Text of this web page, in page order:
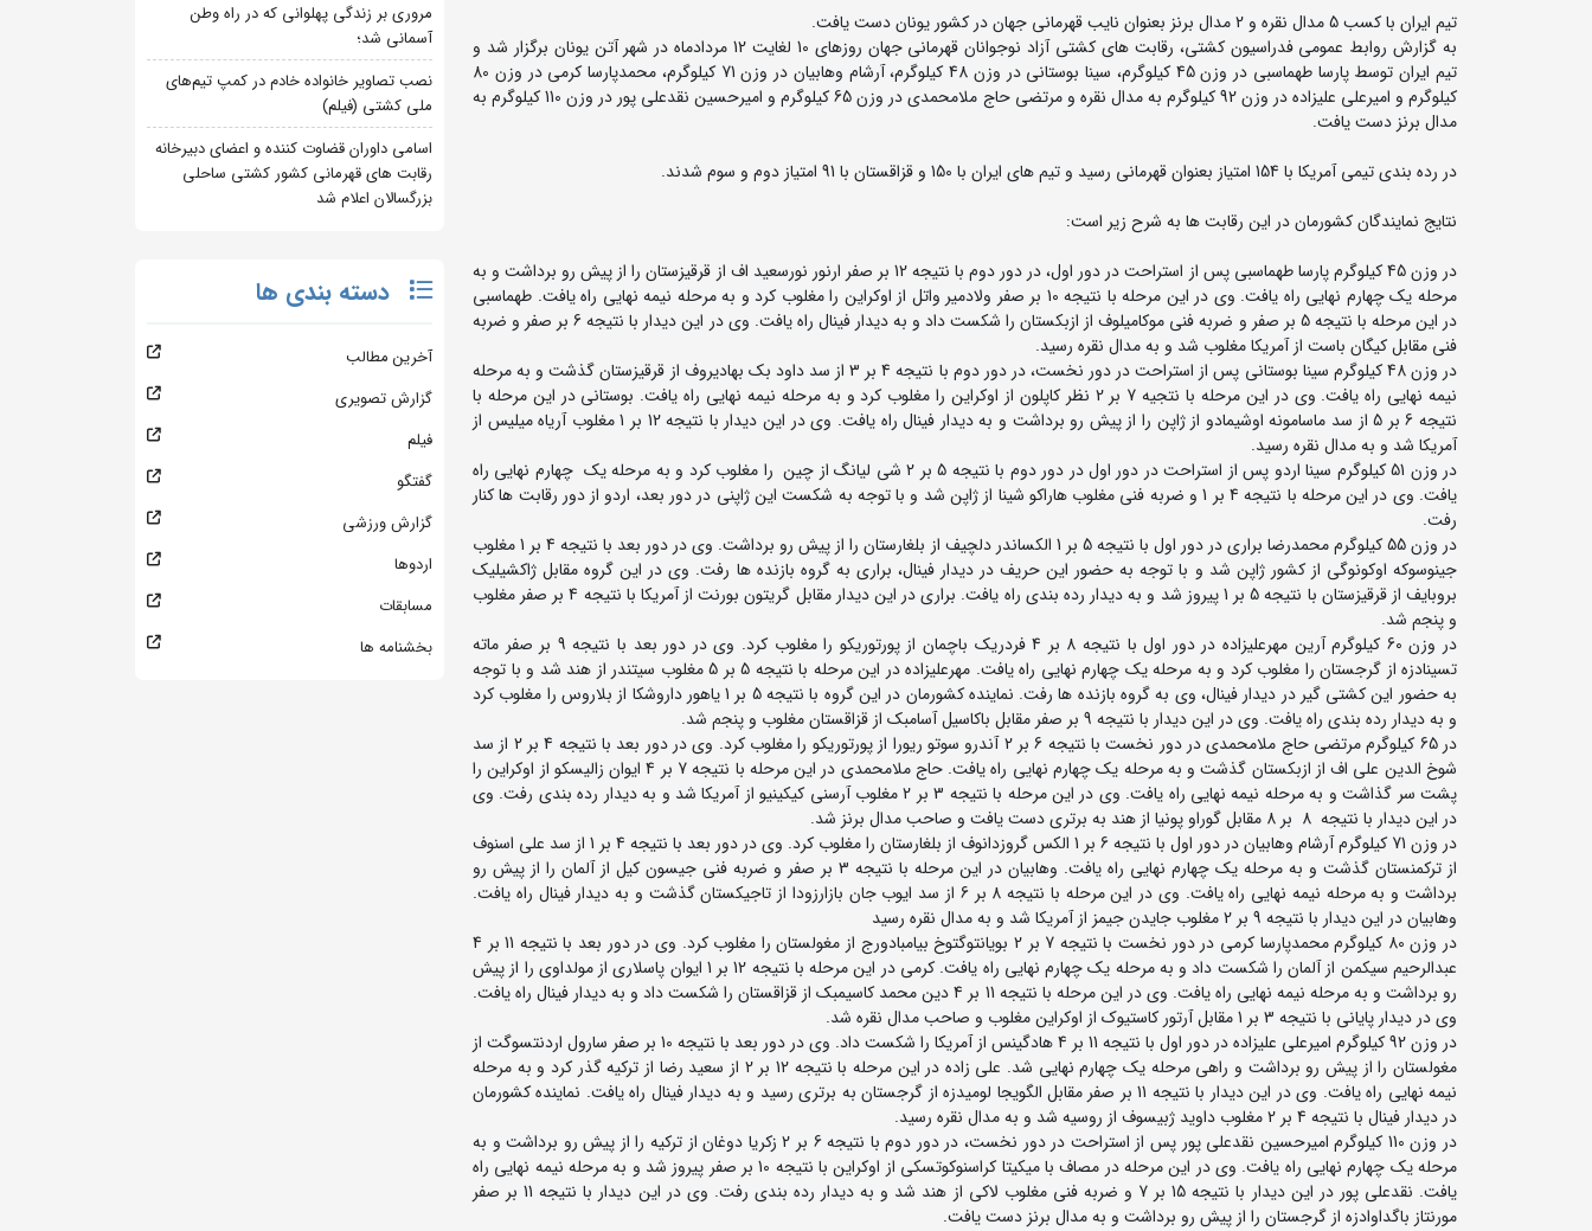
تیم ایران با کسب 5 مدال نقره و 2 مدال برنز بعنوان نایب قهرمانی جهان در کشور یونان دست یافت.
به گزارش روابط عمومی فدراسیون کشتی، رقابت های کشتی آزاد نوجوانان قهرمانی جهان روزهای 10 لغایت 12 مردادماه در شهر آتن یونان برگزار شد و
تیم ایران توسط پارسا طهماسبی در وزن 45 کیلوگرم، سینا بوستانی در وزن 48 کیلوگرم، آرشام وهابیان در وزن 71 کیلوگرم، محمدپارسا کرمی در وزن 80
کیلوگرم و امیرعلی علیزاده در وزن 92 کیلوگرم به مدال نقره و مرتضی حاج ملامحمدی در وزن 65 کیلوگرم و امیرحسین نقدعلی پور در وزن 110 کیلوگرم به
مدال برنز دست یافت.
در رده بندی تیمی آمریکا با 154 امتیاز بعنوان قهرمانی رسید و تیم های ایران با 150 و قزاقستان با 91 امتیاز دوم و سوم شدند.
نتایج نمایندگان کشورمان در این رقابت ها به شرح زیر است:
در وزن 45 کیلوگرم پارسا طهماسبی پس از استراحت در دور اول، در دور دوم با نتیجه 12 بر صفر ارنور نورسعید اف از قرقیزستان را از پیش رو برداشت و به
مرحله یک چهارم نهایی راه یافت. وی در این مرحله با نتیجه 10 بر صفر ولادمیر واتل از اوکراین را مغلوب کرد و به مرحله نیمه نهایی راه یافت. طهماسبی
در این مرحله با نتیجه 5 بر صفر و ضربه فنی موکامیلوف از ازبکستان را شکست داد و به دیدار فینال راه یافت. وی در این دیدار با نتیجه 6 بر صفر و ضربه
فنی مقابل کیگان باست از آمریکا مغلوب شد و به مدال نقره رسید.
در وزن 48 کیلوگرم سینا بوستانی پس از استراحت در دور نخست، در دور دوم با نتیجه 4 بر 3 از سد داود بک بهادیروف از قرقیزستان گذشت و به مرحله
نیمه نهایی راه یافت. وی در این مرحله با نتجیه 7 بر 2 نظر کاپلون از اوکراین را مغلوب کرد و به مرحله نیمه نهایی راه یافت. بوستانی در این مرحله با
نتیجه 6 بر 5 از سد ماسامونه اوشیمادو از ژاپن را از پیش رو برداشت و به دیدار فینال راه یافت. وی در این دیدار با نتیجه 12 بر 1 مغلوب آریاه میلیس از
آمریکا شد و به مدال نقره رسید.
در وزن 51 کیلوگرم سینا اردو پس از استراحت در دور اول در دور دوم با نتیجه 5 بر 2 شی لیانگ از چین را مغلوب کرد و به مرحله یک چهارم نهایی راه
یافت. وی در این مرحله با نتیجه 4 بر 1 و ضربه فنی مغلوب هاراکو شینا از ژاپن شد و با توجه به شکست این ژاپنی در دور بعد، اردو از دور رقابت ها کنار
رفت.
در وزن 55 کیلوگرم محمدرضا براری در دور اول با نتیجه 5 بر 1 الکساندر دلچیف از بلغارستان را از پیش رو برداشت. وی در دور بعد با نتیجه 4 بر 1 مغلوب
جینوسوکه اوکونوگی از کشور ژاپن شد و با توجه به حضور این حریف در دیدار فینال، براری به گروه بازنده ها رفت. وی در این گروه مقابل ژاکشیلیک
بروبایف از قرقیزستان با نتیجه 5 بر 1 پیروز شد و به دیدار رده بندی راه یافت. براری در این دیدار مقابل گریتون بورنت از آمریکا با نتیجه 4 بر صفر مغلوب
و پنجم شد.
در وزن 60 کیلوگرم آرین مهرعلیزاده در دور اول با نتیجه 8 بر 4 فردریک باچمان از پورتوریکو را مغلوب کرد. وی در دور بعد با نتیجه 9 بر صفر ماته
تسینادزه از گرجستان را مغلوب کرد و به مرحله یک چهارم نهایی راه یافت. مهرعلیزاده در این مرحله با نتیجه 5 بر 5 مغلوب سیتندر از هند شد و با توجه
به حضور این کشتی گیر در دیدار فینال، وی به گروه بازنده ها رفت. نماینده کشورمان در این گروه با نتیجه 5 بر 1 یاهور داروشکا از بلاروس را مغلوب کرد
و به دیدار رده بندی راه یافت. وی در این دیدار با نتیجه 9 بر صفر مقابل باکاسیل آسامبک از قزاقستان مغلوب و پنجم شد.
در 65 کیلوگرم مرتضی حاج ملامحمدی در دور نخست با نتیجه 6 بر 2 آندرو سوتو ریورا از پورتوریکو را مغلوب کرد. وی در دور بعد با نتیجه 4 بر 2 از سد
شوخ الدین علی اف از ازبکستان گذشت و به مرحله یک چهارم نهایی راه یافت. حاج ملامحمدی در این مرحله با نتیجه 7 بر 4 ایوان زالیسکو از اوکراین را
پشت سر گذاشت و به مرحله نیمه نهایی راه یافت. وی در این مرحله با نتیجه 3 بر 2 مغلوب آرسنی کیکینیو از آمریکا شد و به دیدار رده بندی رفت. وی
در این دیدار با نتیجه 8 بر 8 مقابل گوراو پونیا از هند به برتری دست یافت و صاحب مدال برنز شد.
در وزن 71 کیلوگرم آرشام وهابیان در دور اول با نتیجه 6 بر 1 الکس گروزدانوف از بلغارستان را مغلوب کرد. وی در دور بعد با نتیجه 4 بر 1 از سد علی اسنوف
از ترکمنستان گذشت و به مرحله یک چهارم نهایی راه یافت. وهابیان در این مرحله با نتیجه 3 بر صفر و ضربه فنی جیسون کیل از آلمان را از پیش رو
برداشت و به مرحله نیمه نهایی راه یافت. وی در این مرحله با نتیجه 8 بر 6 از سد ایوب جان بازارزودا از تاجیکستان گذشت و به دیدار فینال راه یافت.
وهابیان در این دیدار با نتیجه 9 بر 2 مغلوب جایدن جیمز از آمریکا شد و به مدال نقره رسید
در وزن 80 کیلوگرم محمدپارسا کرمی در دور نخست با نتیجه 7 بر 2 بویانتوگتوخ بیامبادورج از مغولستان را مغلوب کرد. وی در دور بعد با نتیجه 11 بر 4
عبدالرحیم سیکمن از آلمان را شکست داد و به مرحله یک چهارم نهایی راه یافت. کرمی در این مرحله با نتیجه 12 بر 1 ایوان پاسلاری از مولداوی را از پیش
رو برداشت و به مرحله نیمه نهایی راه یافت. وی در این مرحله با نتیجه 11 بر 4 دین محمد کاسیمبک از قزاقستان را شکست داد و به دیدار فینال راه یافت.
وی در دیدار پایانی با نتیجه 3 بر 1 مقابل آرتور کاستیوک از اوکراین مغلوب و صاحب مدال نقره شد.
در وزن 92 کیلوگرم امیرعلی علیزاده در دور اول با نتیجه 11 بر 4 هادگینس از آمریکا را شکست داد. وی در دور بعد با نتیجه 10 بر صفر سارول اردنتسوگت از
مغولستان را از پیش رو برداشت و راهی مرحله یک چهارم نهایی شد. علی زاده در این مرحله با نتیجه 12 بر 2 از سعید رضا از ترکیه گذر کرد و به مرحله
نیمه نهایی راه یافت. وی در این دیدار با نتیجه 11 بر صفر مقابل الگویجا لومیدزه از گرجستان به برتری رسید و به دیدار فینال راه یافت. نماینده کشورمان
در دیدار فینال با نتیجه 4 بر 2 مغلوب داوید ژبیسوف از روسیه شد و به مدال نقره رسید.
در وزن 110 کیلوگرم امیرحسین نقدعلی پور پس از استراحت در دور نخست، در دور دوم با نتیجه 6 بر 2 زکریا دوغان از ترکیه را از پیش رو برداشت و به
مرحله یک چهارم نهایی راه یافت. وی در این مرحله در مصاف با میکیتا کراسنوکوتسکی از اوکراین با نتیجه 10 بر صفر پیروز شد و به مرحله نیمه نهایی راه
یافت. نقدعلی پور در این دیدار با نتیجه 15 بر 7 و ضربه فنی مغلوب لاکی از هند شد و به دیدار رده بندی رفت. وی در این دیدار با نتیجه 11 بر صفر
مورنتاز باگداوادزه از گرجستان را از پیش رو برداشت و به مدال برنز دست یافت.
مروری بر زندگی پهلوانی که در راه وطن
آسمانی شد؛
نصب تصاویر خانواده خادم در کمپ تیم‌های
ملی کشتی (فیلم)
اسامی داوران قضاوت کننده و اعضای دبیرخانه
رقابت های قهرمانی کشور کشتی ساحلی
بزرگسالان اعلام شد
دسته بندی ها
آخرین مطالب
گزارش تصویری
فیلم
گفتگو
گزارش ورزشی
اردوها
مسابقات
بخشنامه ها